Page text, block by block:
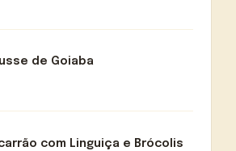
de Goiaba
com Linguiça e Brócolis